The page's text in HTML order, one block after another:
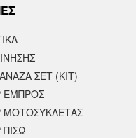
ΣΕΤ (ΚΙΤ)
ΕΜΠΡΟΣ
ΜΟΤΟΣΥΚΛΈΤΑΣ